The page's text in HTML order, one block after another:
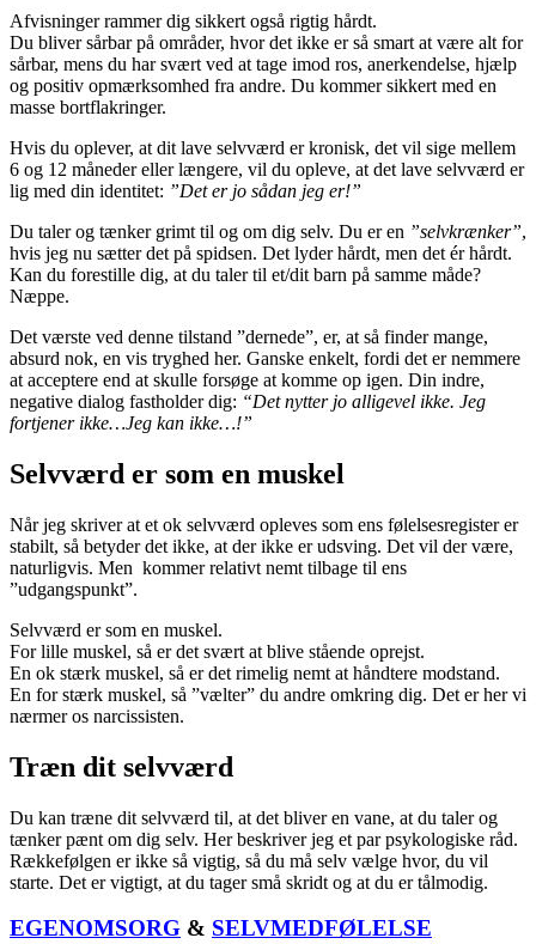
Afvisninger rammer dig sikkert også rigtig hårdt.
Du bliver sårbar på områder, hvor det ikke er så smart at være alt for
sårbar, mens du har svært ved at tage imod ros, anerkendelse, hjælp
og positiv opmærksomhed fra andre. Du kommer sikkert med en
masse bortflakringer.
Hvis du oplever, at dit lave selvværd er kronisk, det vil sige mellem
6 og 12 måneder eller længere, vil du opleve, at det lave selvværd er
lig med din identitet: ”Det er jo sådan jeg er!”
Du taler og tænker grimt til og om dig selv. Du er en ”selvkrænker”,
hvis jeg nu sætter det på spidsen. Det lyder hårdt, men det ér hårdt.
Kan du forestille dig, at du taler til et/dit barn på samme måde?
Næppe.
Det værste ved denne tilstand ”dernede”, er, at så finder mange,
absurd nok, en vis tryghed her. Ganske enkelt, fordi det er nemmere
at acceptere end at skulle forsøge at komme op igen. Din indre,
negative dialog fastholder dig: “Det nytter jo alligevel ikke. Jeg
fortjener ikke…Jeg kan ikke…!”
Selvværd er som en muskel
Når jeg skriver at et ok selvværd opleves som ens følelsesregister er
stabilt, så betyder det ikke, at der ikke er udsving. Det vil der være,
naturligvis. Men kommer relativt nemt tilbage til ens
”udgangspunkt”.
Selvværd er som en muskel.
For lille muskel, så er det svært at blive stående oprejst.
En ok stærk muskel, så er det rimelig nemt at håndtere modstand.
En for stærk muskel, så ”vælter” du andre omkring dig. Det er her vi
nærmer os narcissisten.
Træn dit selvværd
Du kan træne dit selvværd til, at det bliver en vane, at du taler og
tænker pænt om dig selv. Her beskriver jeg et par psykologiske råd.
Rækkefølgen er ikke så vigtig, så du må selv vælge hvor, du vil
starte. Det er vigtigt, at du tager små skridt og at du er tålmodig.
EGENOMSORG & SELVMEDFØLELSE